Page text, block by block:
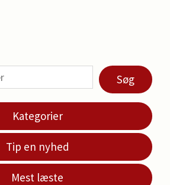
Søg
Kategorier
Tip en nyhed
Mest læste